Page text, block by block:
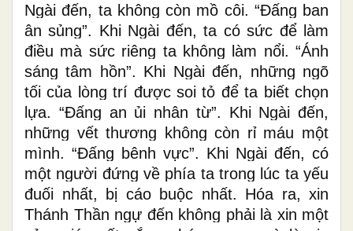
Ngài đến, ta không còn mồ côi. “Đấng ban
ân sủng”. Khi Ngài đến, ta có sức để làm
điều mà sức riêng ta không làm nổi. “Ánh
sáng tâm hồn”. Khi Ngài đến, những ngõ
tối của lòng trí được soi tỏ để ta biết chọn
lựa. “Đấng an ủi nhân từ”. Khi Ngài đến,
những vết thương không còn rỉ máu một
mình. “Đấng bênh vực”. Khi Ngài đến, có
một người đứng về phía ta trong lúc ta yếu
đuối nhất, bị cáo buộc nhất. Hóa ra, xin
Thánh Thần ngự đến không phải là xin một